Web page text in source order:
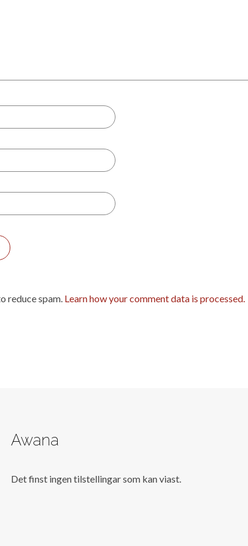
reduce spam. Learn how your comment data is processed.
Awana
Det finst ingen tilstellingar som kan viast.